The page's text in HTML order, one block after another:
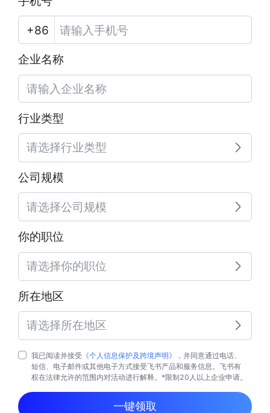
企业名称
行业类型
请选择行业类型
公司规模
请选择公司规模
你的职位
请选择你的职位
所在地区
请选择所在地区
我已阅读并接受 《个人信息保护及跨境声明》
，并同意通过电话、
短信、电子邮件或其他电子方式接受飞书产品和服务信息。飞书有
权在法律允许的范围内对活动进行解释。*限制20人以上企业申请。
一键领取